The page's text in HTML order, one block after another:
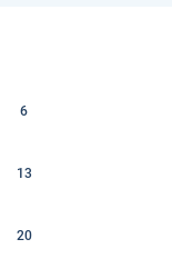
6
13
20